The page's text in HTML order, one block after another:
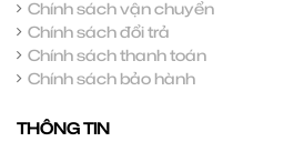
Chính sách vận chuyển
Chính sách đổi trả
Chính sách thanh toán
Chính sách bảo hành
THÔNG TIN